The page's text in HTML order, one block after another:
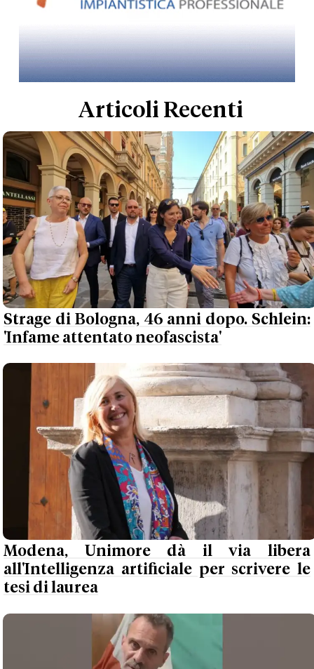
Articoli Recenti
Strage di Bologna, 46 anni dopo. Schlein:
'Infame attentato neofascista'
Modena, Unimore dà il via libera
all'Intelligenza artificiale per scrivere le
tesi di laurea